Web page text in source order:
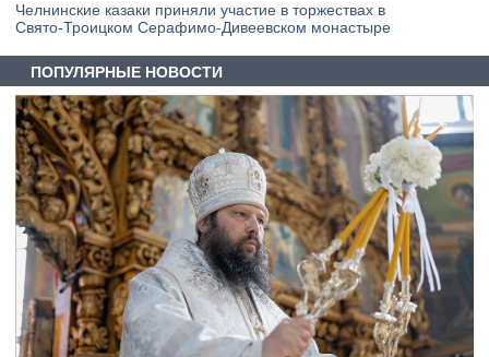
Челнинские казаки приняли участие в торжествах в
Свято‑Троицком Серафимо‑Дивеевском монастыре
ПОПУЛЯРНЫЕ НОВОСТИ